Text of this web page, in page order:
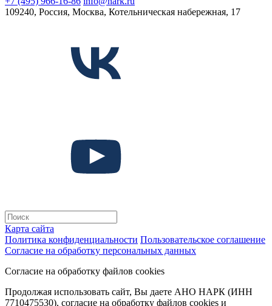
109240, Россия, Москва, Котельническая набережная, 17
Карта сайта
Политика конфиденциальности Пользовательское соглашение
Согласие на обработку персональных данных
Согласие на обработку файлов cookies
Продолжая использовать сайт, Вы даете АНО НАРК (ИНН
7710475530), согласие на обработку файлов cookies и